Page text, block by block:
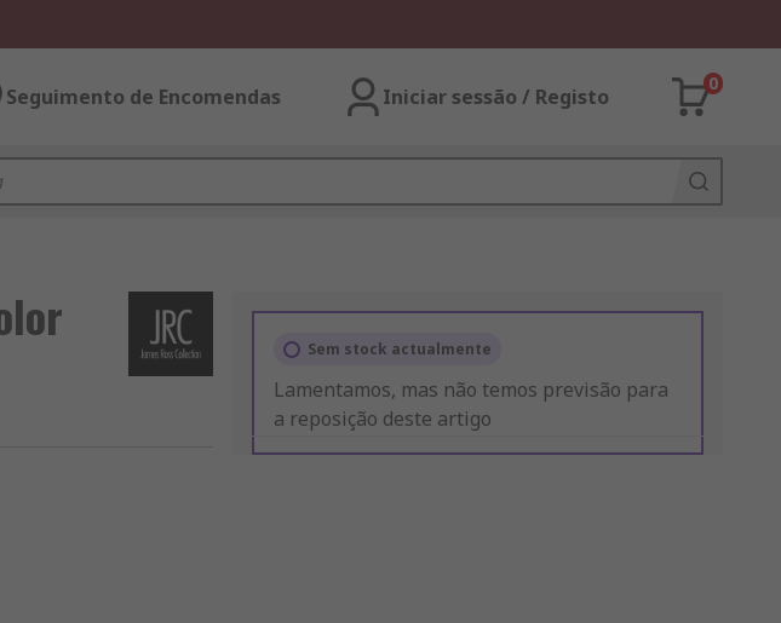
Seguimento de Encomendas Iniciar sessão / Registo
0
Sem stock actualmente
Lamentamos, mas não temos previsão para
a reposição deste artigo